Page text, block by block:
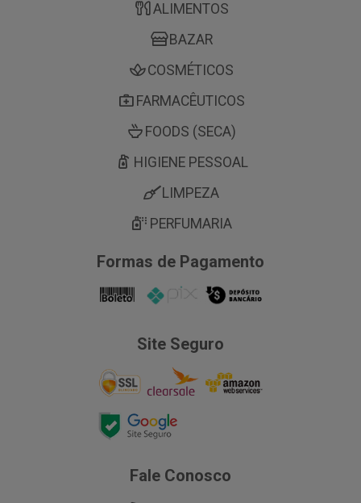
ALIMENTOS
BAZAR
COSMÉTICOS
FARMACÊUTICOS
FOODS (SECA)
HIGIENE PESSOAL
LIMPEZA
PERFUMARIA
Formas de Pagamento
Site Seguro
Fale Conosco